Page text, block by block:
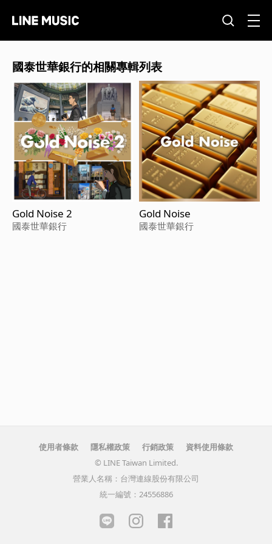
國泰世華銀行的相關專輯列表
Gold Noise 2
國泰世華銀行
Gold Noise
國泰世華銀行
使用者條款 隱私權政策 行銷政策
資料使用條款
© LINE Taiwan Limited.
營業人名稱：台灣連線股份有限公司
統一編號：24556886